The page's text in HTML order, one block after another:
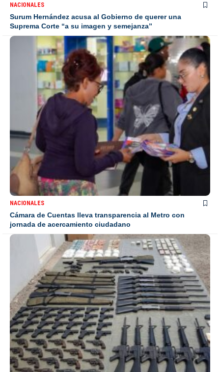
NACIONALES
Surum Hernández acusa al Gobierno de querer una
Suprema Corte “a su imagen y semejanza”
NACIONALES
Cámara de Cuentas lleva transparencia al Metro con
jornada de acercamiento ciudadano